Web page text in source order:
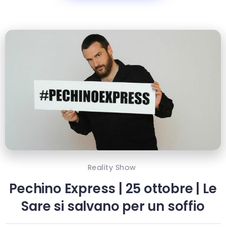
Reality Show
Pechino Express | 25 ottobre | Le
Sare si salvano per un soffio